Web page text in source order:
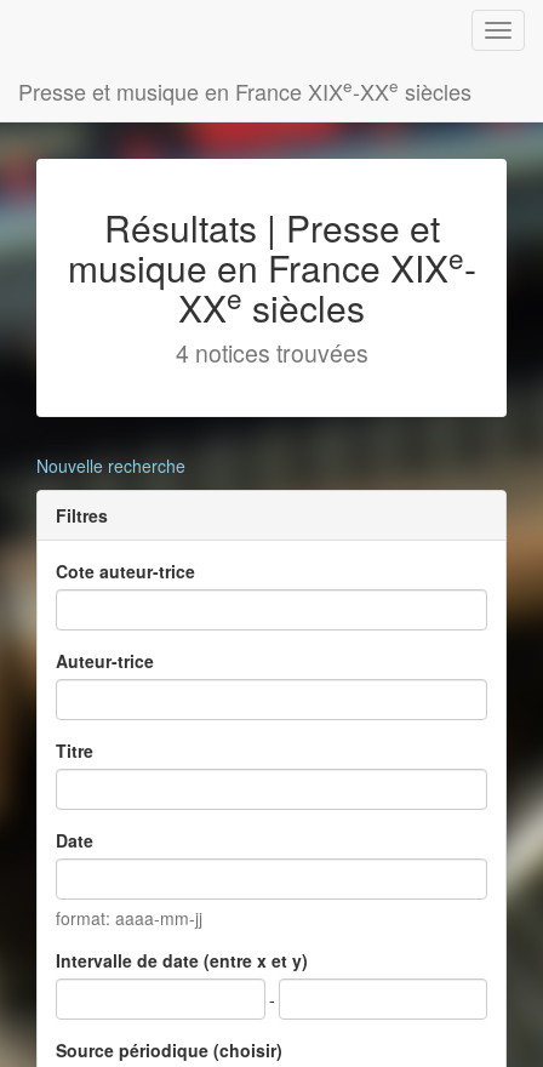
Presse et musique en France XIXe-XXe siècles
Résultats | Presse et
musique en France XIXe-
XXe siècles
4 notices trouvées
Nouvelle recherche
Filtres
Cote auteur-trice
Auteur-trice
Titre
Date
format: aaaa-mm-jj
Intervalle de date (entre x et y)
-
Source périodique (choisir)